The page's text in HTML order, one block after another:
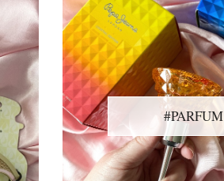
#PARFUM